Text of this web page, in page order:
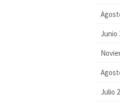
Junio
Julio